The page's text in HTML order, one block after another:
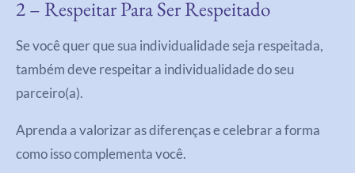
2 – Respeitar Para Ser Respeitado
Se você quer que sua individualidade seja respeitada,
também deve respeitar a individualidade do seu
parceiro(a).
Aprenda a valorizar as diferenças e celebrar a forma
como isso complementa você.